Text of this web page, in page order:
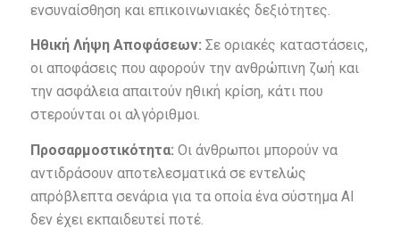
ενσυναίσθηση και επικοινωνιακές δεξιότητες.
Ηθική Λήψη Αποφάσεων: Σε οριακές καταστάσεις,
οι αποφάσεις που αφορούν την ανθρώπινη ζωή και
την ασφάλεια απαιτούν ηθική κρίση, κάτι που
στερούνται οι αλγόριθμοι.
Προσαρμοστικότητα: Οι άνθρωποι μπορούν να
αντιδράσουν αποτελεσματικά σε εντελώς
απρόβλεπτα σενάρια για τα οποία ένα σύστημα AI
δεν έχει εκπαιδευτεί ποτέ.